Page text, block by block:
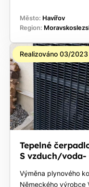
Město: Havířov
Region:
Realizováno 03/2023
Tepelné
S vzduch/voda-
Výměna plynového
Německého výrobce